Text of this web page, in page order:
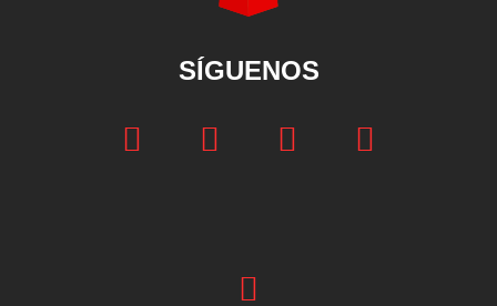
SÍGUENOS